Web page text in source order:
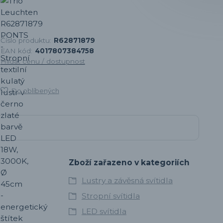
Číslo produktu: R62871879
EAN kód: 4017807384758
Hlídat cenu / dostupnost
Do oblíbených
Zboží zařazeno v kategoriích
Lustry a závěsná svítidla
Stropní svítidla
LED svítidla